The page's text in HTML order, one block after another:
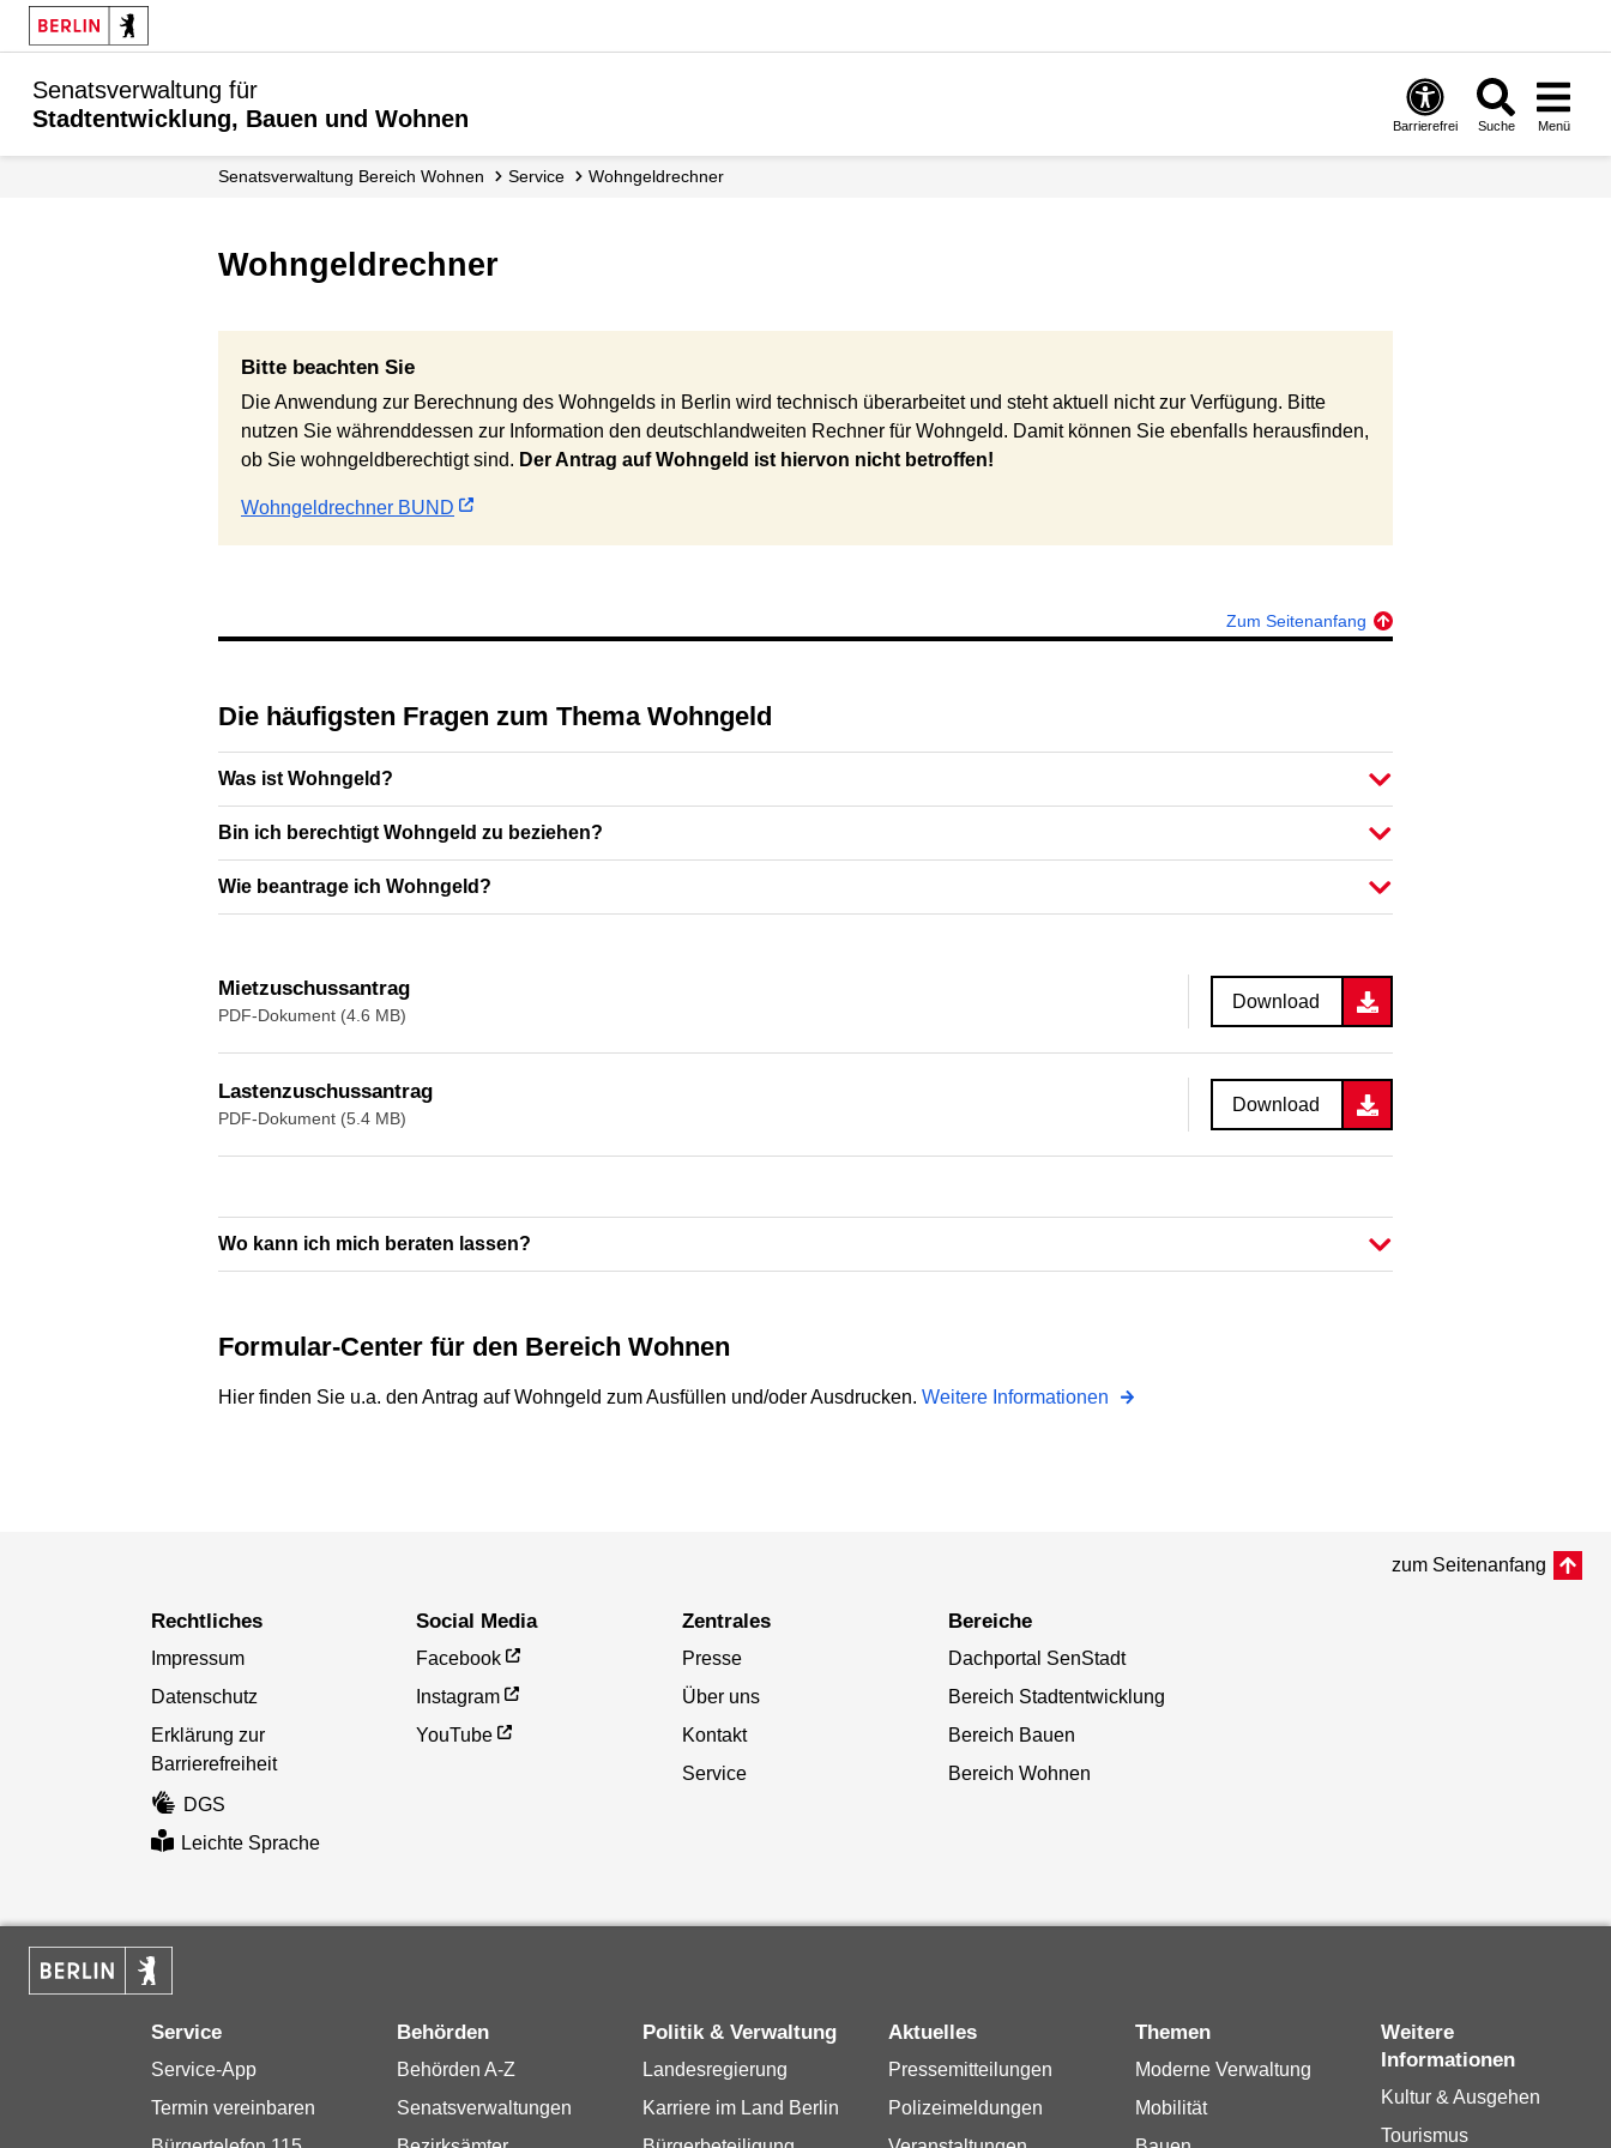
Senatsverwaltung für
Stadtentwicklung, Bauen und Wohnen
Barrierefrei Suche Menü
Senats­verwaltung Bereich Wohnen Service Wohngeldrechner
Wohngeldrechner
Bitte beachten Sie
Die Anwendung zur Berechnung des Wohngelds in Berlin wird technisch überarbeitet und steht aktuell nicht zur Verfügung. Bitte
nutzen Sie währenddessen zur Information den deutschlandweiten Rechner für Wohngeld. Damit können Sie ebenfalls herausfinden,
ob Sie wohngeldberechtigt sind. Der Antrag auf Wohngeld ist hiervon nicht betroffen!
Wohngeldrechner BUND
Zum Seitenanfang
Die häufigsten Fragen zum Thema Wohngeld
Was ist Wohngeld?
Bin ich berechtigt Wohngeld zu beziehen?
Wie beantrage ich Wohngeld?
Mietzuschussantrag
PDF-Dokument (4.6 MB)
Download
Lastenzuschussantrag
PDF-Dokument (5.4 MB)
Download
Wo kann ich mich beraten lassen?
Formular-Center für den Bereich Wohnen
Hier finden Sie u.a. den Antrag auf Wohngeld zum Ausfüllen und/oder Ausdrucken. Weitere Informationen
zum Seitenanfang
Rechtliches
Impressum
Datenschutz
Erklärung zur
Barrierefreiheit
DGS
Leichte Sprache
Social Media
Facebook
Instagram
YouTube
Zentrales
Presse
Über uns
Kontakt
Service
Bereiche
Dachportal SenStadt
Bereich Stadtentwicklung
Bereich Bauen
Bereich Wohnen
Service
Service-App
Termin vereinbaren
Behörden
Behörden A-Z
Senatsverwaltungen
Politik & Verwaltung
Landesregierung
Karriere im Land Berlin
Aktuelles
Pressemitteilungen
Polizeimeldungen
Themen
Moderne Verwaltung
Mobilität
Weitere
Informationen
Kultur & Ausgehen
Tourismus